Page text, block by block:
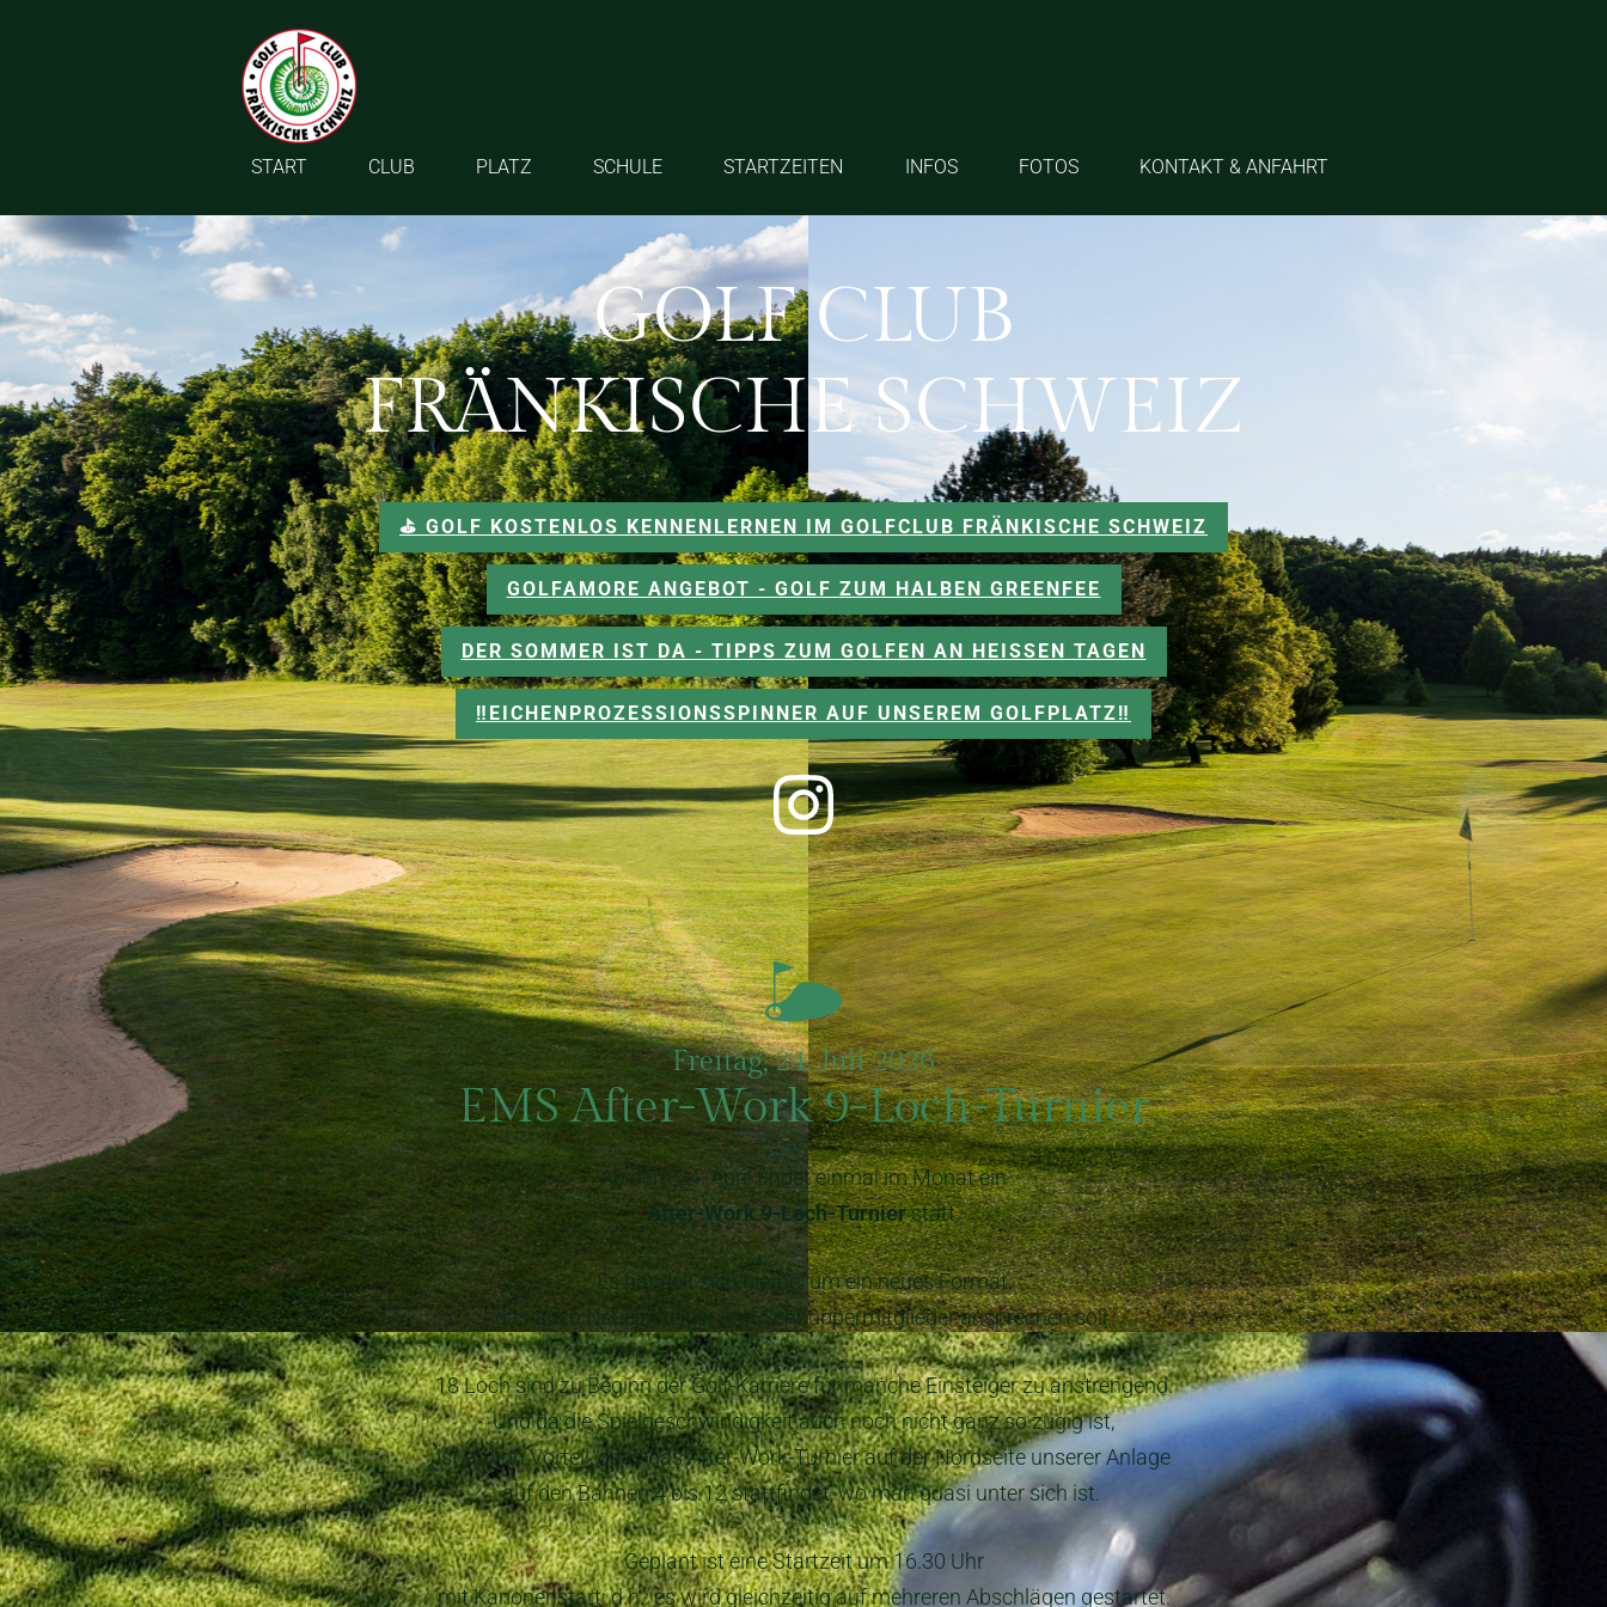
START CLUB PLATZ SCHULE STARTZEITEN INFOS FOTOS KONTAKT & ANFAHRT
GOLF CLUB
FRÄNKISCHE SCHWEIZ
⛳️ GOLF KOSTENLOS KENNENLERNEN IM GOLFCLUB FRÄNKISCHE SCHWEIZ
GOLFAMORE ANGEBOT - GOLF ZUM HALBEN GREENFEE
DER SOMMER IST DA - TIPPS ZUM GOLFEN AN HEISSEN TAGEN
‼️EICHENPROZESSIONSSPINNER AUF UNSEREM GOLFPLATZ‼️
Freitag, 24. Juli 2026
EMS After-Work 9-Loch-Turnier
Ab dem 24. April findet einmal im Monat ein
After-Work 9-Loch-Turnierstatt.
Es handelt sich hierbei um ein neues Format,
das auch Neueinsteiger und Schnuppermitglieder ansprechen soll.
18 Loch sind zu Beginn der Golf-Karriere für manche Einsteiger zu anstrengend.
Und da die Spielgeschwindigkeit auch noch nicht ganz so zügig ist,
ist es von Vorteil, dass das After-Work-Turnier auf der Nordseite unserer Anlage
auf den Bahnen 4 bis 12 stattfindet, wo man quasi unter sich ist.
Geplant ist eine Startzeit um 16.30 Uhr
mit Kanonenstart: d.h.: es wird gleichzeitig auf mehreren Abschlägen gestartet.